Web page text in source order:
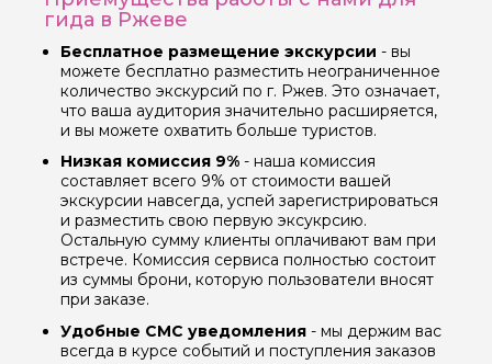
гида в Ржеве
Бесплатное размещение экскурсии - вы
можете бесплатно разместить неограниченное
количество экскурсий по г. Ржев. Это означает,
что ваша аудитория значительно расширяется,
и вы можете охватить больше туристов.
Низкая комиссия 9% - наша комиссия
составляет всего 9% от стоимости вашей
экскурсии навсегда, успей зарегистрироваться
и разместить свою первую эксукрсию.
Остальную сумму клиенты оплачивают вам при
встрече. Комиссия сервиса полностью состоит
из суммы брони, которую пользователи вносят
при заказе.
Удобные СМС уведомления - мы держим вас
всегда в курсе событий и поступления заказов